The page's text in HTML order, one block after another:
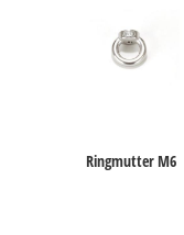
Ringmutter M6